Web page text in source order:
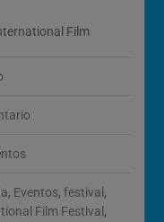
, Eventos,festival ,
Film Festival ,
Film